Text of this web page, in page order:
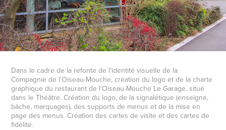
Dans le cadre de la refonte de l'identité visuelle de la
Compagnie de l'Oiseau-Mouche, création du logo et de la charte
graphique du restaurant de l'Oiseau-Mouche Le Garage, situé
dans le Théâtre. Création du logo, de la signalétique (enseigne,
bâche, marquages), des supports de menus et de la mise en
page des menus. Création des cartes de visite et des cartes de
fidélité.